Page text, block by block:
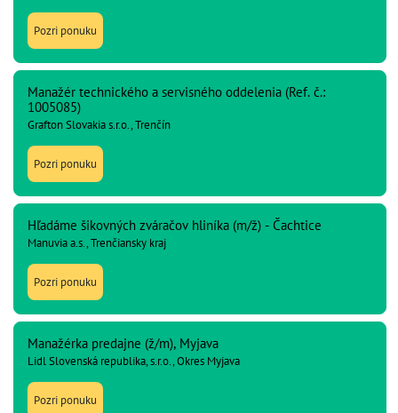
Pozri ponuku
Manažér technického a servisného oddelenia (Ref. č.:
1005085)
Grafton Slovakia s.r.o., Trenčín
Pozri ponuku
Hľadáme šikovných zváračov hliníka (m/ž) - Čachtice
Manuvia a.s., Trenčiansky kraj
Pozri ponuku
Manažérka predajne (ž/m), Myjava
Lidl Slovenská republika, s.r.o., Okres Myjava
Pozri ponuku